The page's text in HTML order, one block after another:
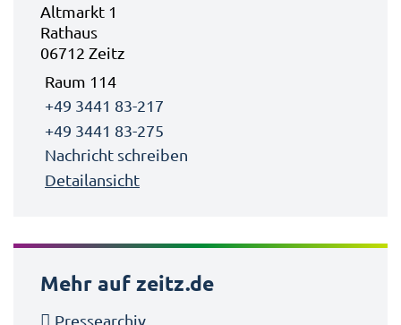
Altmarkt 1
Rathaus
06712 Zeitz
Raum 114
+49 3441 83-217
+49 3441 83-275
Nachricht schreiben
Detailansicht
Mehr auf zeitz.de
Pressearchiv